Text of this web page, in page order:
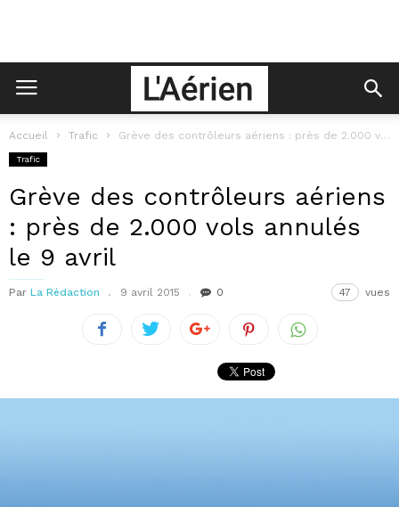
Accueil Trafic Grève des contrôleurs aériens : près de 2.000 vols annulés le 9...
Trafic
Grève des contrôleurs aériens
: près de 2.000 vols annulés
le 9 avril
Par La Rédaction 9 avril 2015 0 47 vues